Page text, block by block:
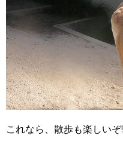
これなら、散歩も楽しいぞ!